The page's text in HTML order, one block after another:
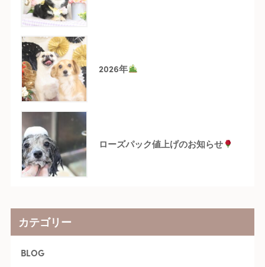
2026年
ローズパック値上げのお知らせ
カテゴリー
BLOG